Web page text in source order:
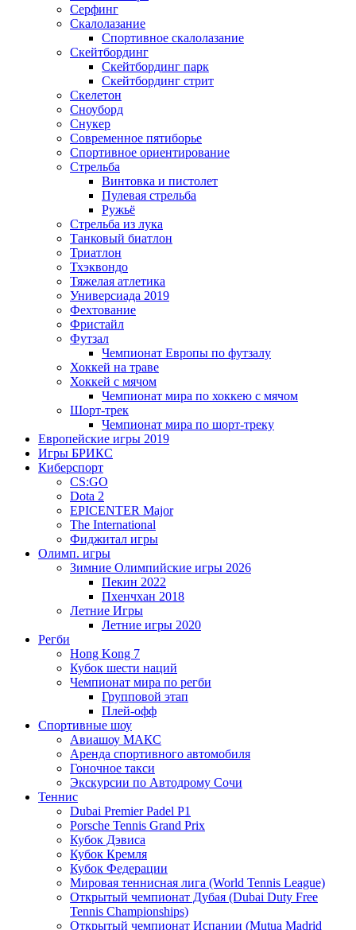
Серфинг
Скалолазание
Спортивное скалолазание
Скейтбординг
Скейтбординг парк
Скейтбординг стрит
Скелетон
Сноуборд
Снукер
Современное пятиборье
Спортивное ориентирование
Стрельба
Винтовка и пистолет
Пулевая стрельба
Ружьё
Стрельба из лука
Танковый биатлон
Триатлон
Тхэквондо
Тяжелая атлетика
Универсиада 2019
Фехтование
Фристайл
Футзал
Чемпионат Европы по футзалу
Хоккей на траве
Хоккей с мячом
Чемпионат мира по хоккею с мячом
Шорт-трек
Чемпионат мира по шорт-треку
Европейские игры 2019
Игры БРИКС
Киберспорт
CS:GO
Dota 2
EPICENTER Major
The International
Фиджитал игры
Олимп. игры
Зимние Олимпийские игры 2026
Пекин 2022
Пхенчхан 2018
Летние Игры
Летние игры 2020
Регби
Hong Kong 7
Кубок шести наций
Чемпионат мира по регби
Групповой этап
Плей-офф
Спортивные шоу
Авиашоу МАКС
Аренда спортивного автомобиля
Гоночное такси
Экскурсии по Автодрому Сочи
Теннис
Dubai Premier Padel P1
Porsche Tennis Grand Prix
Кубок Дэвиса
Кубок Кремля
Кубок Федерации
Мировая теннисная лига (World Tennis League)
Открытый чемпионат Дубая (Dubai Duty Free
Tennis Championships)
Открытый чемпионат Испании (Mutua Madrid